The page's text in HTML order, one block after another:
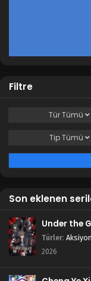
Filtre
TürTümü
TipTümü
Son eklenen
Under the
Türler: Aksiyon
2026